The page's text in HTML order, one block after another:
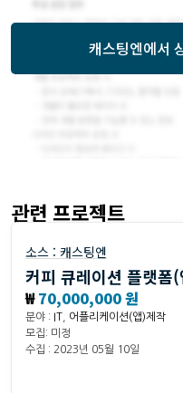
캐스팅엔에서
관련 프로젝트
소스 : 캐스팅엔
커피 큐레이션 플랫폼
₩70,000,000 원
분야 :
어플리케이션(앱)제작
모집: 미정
수집 : 2023년 05월 10일